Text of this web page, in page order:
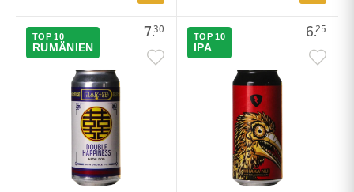
7.30
TOP 10
RUMÄNIEN
6.25
TOP 10
IPA